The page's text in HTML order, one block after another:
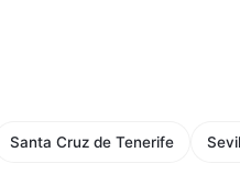
Santa Cruz de Tenerife